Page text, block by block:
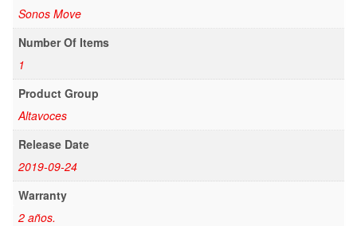
Sonos Move
Number Of Items
1
Product Group
Altavoces
Release Date
2019-09-24
Warranty
2 años.